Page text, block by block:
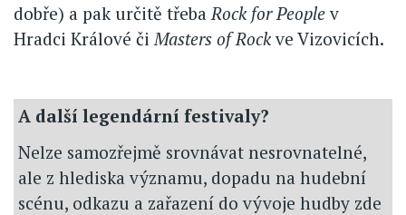
dobře) a pak určitě třeba Rock for People v
Hradci Králové či Masters of Rock ve Vizovicích.
A další legendární festivaly?
Nelze samozřejmě srovnávat nesrovnatelné,
ale z hlediska významu, dopadu na hudební
scénu, odkazu a zařazení do vývoje hudby zde